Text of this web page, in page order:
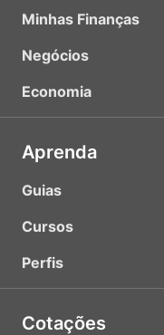
Minhas Finanças
Negócios
Economia
Aprenda
Guias
Cursos
Perfis
Cotações